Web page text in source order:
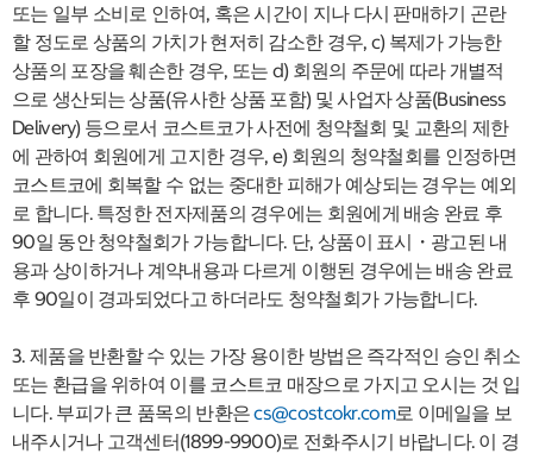
또는 일부 소비로 인하여, 혹은 시간이 지나 다시 판매하기 곤란
할 정도로 상품의 가치가 현저히 감소한 경우, c) 복제가 가능한
상품의 포장을 훼손한 경우, 또는 d) 회원의 주문에 따라 개별적
으로 생산되는 상품(유사한 상품 포함) 및 사업자 상품(Business
Delivery) 등으로서 코스트코가 사전에 청약철회 및 교환의 제한
에 관하여 회원에게 고지한 경우, e) 회원의 청약철회를 인정하면
코스트코에 회복할 수 없는 중대한 피해가 예상되는 경우는 예외
로 합니다. 특정한 전자제품의 경우에는 회원에게 배송 완료 후
90일 동안 청약철회가 가능합니다. 단, 상품이 표시・광고된 내
용과 상이하거나 계약내용과 다르게 이행된 경우에는 배송 완료
후 90일이 경과되었다고 하더라도 청약철회가 가능합니다.
3. 제품을 반환할 수 있는 가장 용이한 방법은 즉각적인 승인 취소
또는 환급을 위하여 이를 코스트코 매장으로 가지고 오시는 것 입
니다. 부피가 큰 품목의 반환은cs@costcokr.com로 이메일을 보
내주시거나 고객센터(1899-9900)로 전화주시기 바랍니다. 이 경